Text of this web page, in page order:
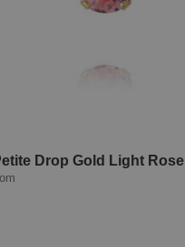
Drop Gold Light Rose